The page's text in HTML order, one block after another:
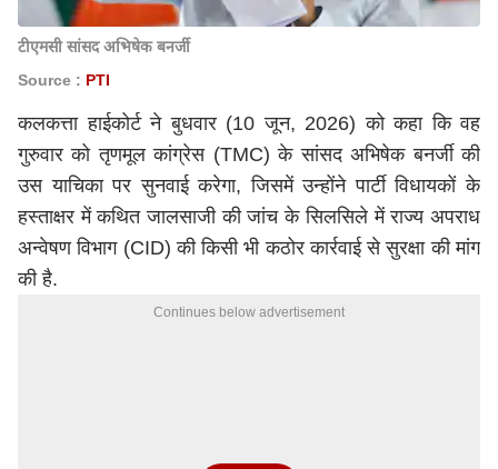
टीएमसी सांसद अभिषेक बनर्जी
Source : PTI
कलकत्ता हाईकोर्ट ने बुधवार (10 जून, 2026) को कहा कि वह
गुरुवार कोतृणमूल कांग्रेस (TMC) के सांसदअभिषेक बनर्जीकी
उस याचिका पर सुनवाई करेगा, जिसमें उन्होंने पार्टी विधायकों के
हस्ताक्षर में कथित जालसाजी की जांच के सिलसिले में राज्य अपराध
अन्वेषण विभाग (CID) की किसी भी कठोर कार्रवाई से सुरक्षा की मांग
की है.
Continues below advertisement